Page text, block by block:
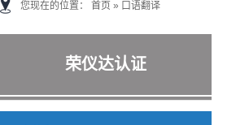
您现在的位置： 首页 » 口语翻译
荣仪达认证